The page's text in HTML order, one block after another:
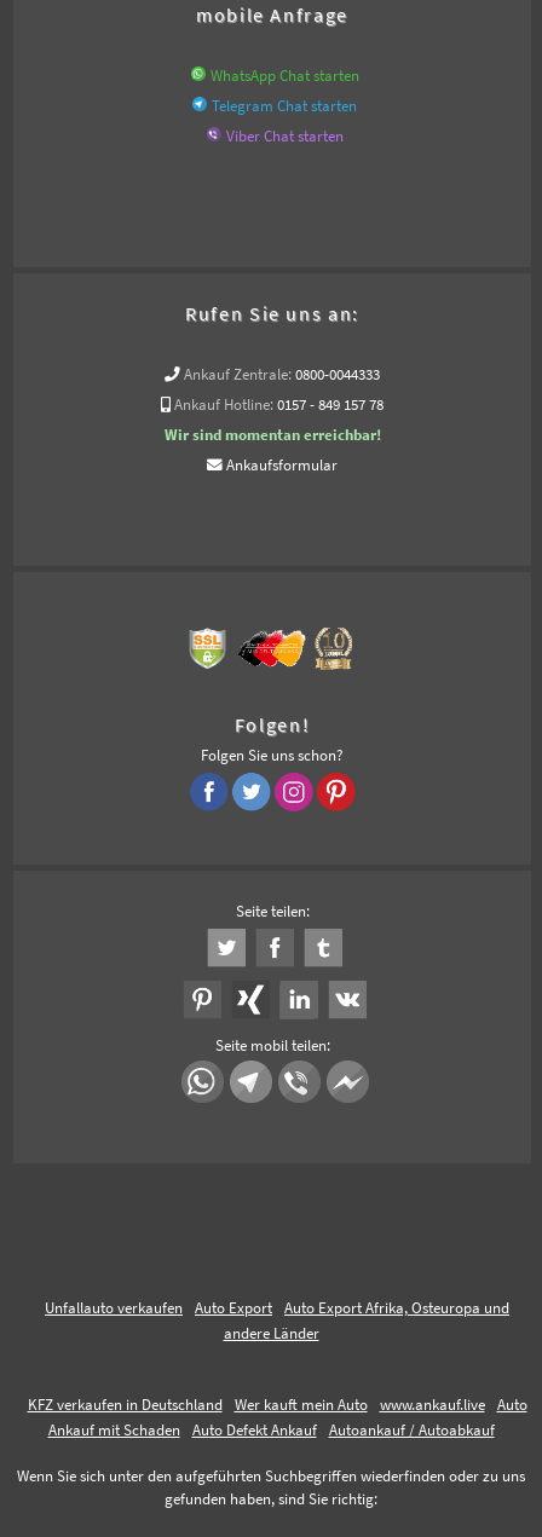
mobile Anfrage
WhatsApp Chat starten
Telegram Chat starten
Viber Chat starten
Rufen Sie uns an:
Ankauf Zentrale: 0800-0044333
Ankauf Hotline: 0157 - 849 157 78
Wir sind momentan erreichbar!
Ankaufsformular
Folgen!
Folgen Sie uns schon?
Seite teilen:
Seite mobil teilen:
Unfallauto verkaufen Auto Export
Auto Export Afrika, Osteuropa und
andere Länder
KFZ verkaufen in Deutschland Wer kauft mein Auto www.ankauf.live
Auto
Ankauf mit Schaden
Auto Defekt Ankauf Autoankauf / Autoabkauf
Wenn Sie sich unter den aufgeführten Suchbegriffen wiederfinden oder zu uns
gefunden haben, sind Sie richtig: